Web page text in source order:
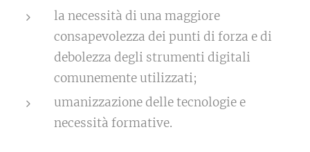
la necessità di una maggiore
consapevolezza dei punti di forza e di
debolezza degli strumenti digitali
comunemente utilizzati;
umanizzazione delle tecnologie e
necessità formative.